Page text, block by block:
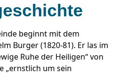
beginnt mit dem
Burger (1820-81). Er las im
Ruhe der Heiligen“ von
„ernstlich um sein